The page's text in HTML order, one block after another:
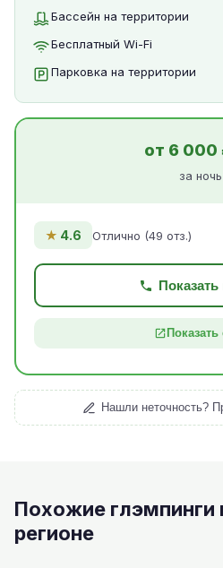
Бассейн на территории
Бесплатный Wi-Fi
Парковка на территории
от 6 000
за ночь
★ 4.6 Отлично (49 отз.)
Показать
Нашли неточность?
Похожие глэмпинги
регионе